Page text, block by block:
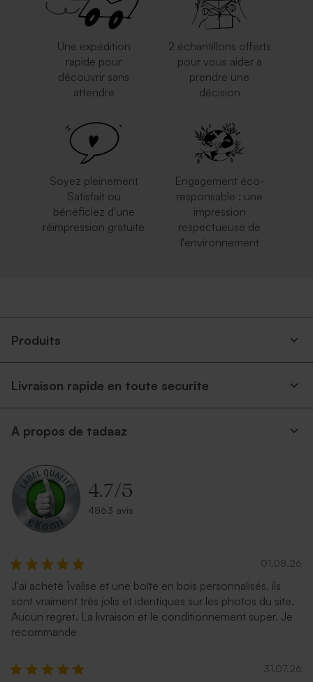
Une expédition
rapide pour
découvrir sans
attendre
2 échantillons offerts
pour vous aider à
prendre une
décision
Soyez pleinement
Satisfait ou
bénéficiez d'une
réimpression gratuite
Engagement éco-
responsable : une
impression
respectueuse de
l'environnement
Produits
Livraison rapide en toute securite
A propos de tadaaz
4.7/5
4863 avis
01.08.26
J'ai acheté 1valise et une boîte en bois personnalisés, ils
sont vraiment très jolis et identiques sur les photos du site.
Aucun regret. La livraison et le conditionnement super. Je
recommande
31.07.26